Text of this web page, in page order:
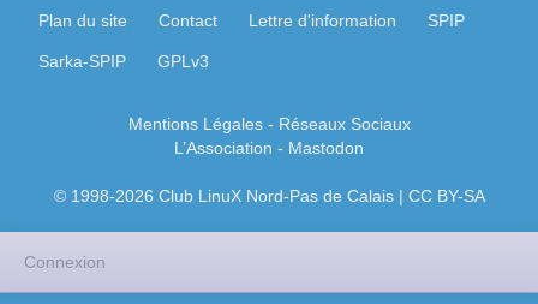
Plan du site Contact Lettre d'information SPIP
Sarka-SPIP GPLv3
Mentions Légales- Réseaux Sociaux
L’Association - Mastodon
© 1998-2026 Club LinuX Nord-Pas de Calais | CC BY-SA
Connexion